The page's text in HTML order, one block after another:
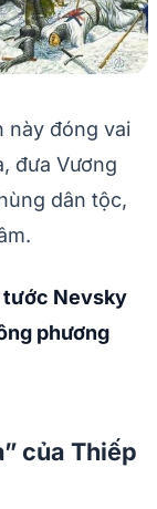
này đóng vai
đưa Vương
dân tộc,
tước Nevsky
phương
của Thiếp